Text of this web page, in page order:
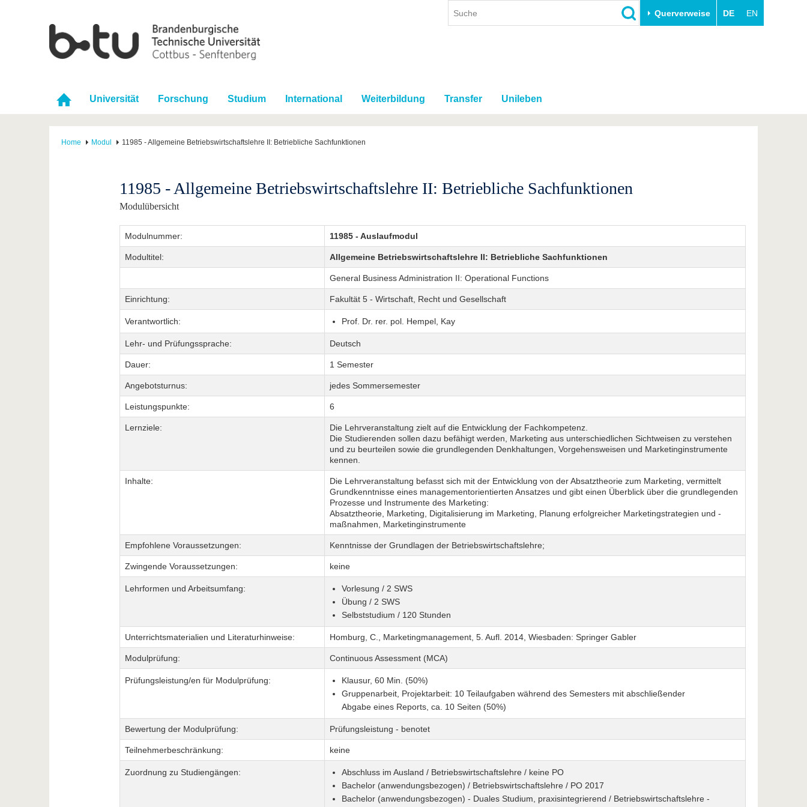
Querverweise DE EN
Universität Forschung Studium International Weiterbildung Transfer Unileben
Home Modul 11985 - Allgemeine Betriebswirtschaftslehre II: Betriebliche Sachfunktionen
11985 - Allgemeine Betriebswirtschaftslehre II: Betriebliche Sachfunktionen
Modulübersicht
Modulnummer: 11985 - Auslaufmodul
Modultitel: Allgemeine Betriebswirtschaftslehre II: Betriebliche Sachfunktionen
General Business Administration II: Operational Functions
Einrichtung: Fakultät 5 - Wirtschaft, Recht und Gesellschaft
Verantwortlich: Prof. Dr. rer. pol. Hempel, Kay
Lehr- und Prüfungssprache: Deutsch
Dauer: 1 Semester
Angebotsturnus: jedes Sommersemester
Leistungspunkte: 6
Lernziele:
Die Lehrveranstaltung zielt auf die Entwicklung der Fachkompetenz.
Die Studierenden sollen dazu befähigt werden, Marketing aus unterschiedlichen Sichtweisen zu verstehen
und zu beurteilen sowie die grund­legen­den Denkhaltungen, Vorgehensweisen und Marketinginstrumente
kennen.
Inhalte:
Die Lehrveranstaltung befasst sich mit der Ent­wicklung von der Absatztheorie zum Marketing, vermittelt
Grundkenntnisse eines management­orientierten Ansatzes und gibt einen Überblick über die grundlegenden
Prozesse und Instrumente des Marketing:
Absatztheorie, Marketing, Digitalisierung im Marketing, Planung erfolgreicher Marketing­strategien und -
maß­nah­men, Marketing­instrumente
Empfohlene Voraussetzungen: Kenntnisse der Grundlagen der Betriebswirtschaftslehre;
Zwingende Voraussetzungen: keine
Lehrformen und Arbeitsumfang:
Vorlesung / 2 SWS
Übung / 2 SWS
Selbststudium / 120 Stunden
Unterrichtsmaterialien und Literaturhinweise: Homburg, C., Marketingmanagement, 5. Aufl. 2014, Wiesbaden: Springer Gabler
Modulprüfung: Continuous Assessment (MCA)
Prüfungsleistung/en für Modulprüfung:
Klausur, 60 Min. (50%)
Gruppenarbeit, Projektarbeit: 10 Teilaufgaben während des Semesters mit abschließender
Abgabe eines Reports, ca. 10 Seiten (50%)
Bewertung der Modulprüfung: Prüfungsleistung - benotet
Teilnehmerbeschränkung: keine
Zuordnung zu Studiengängen:
Abschluss im Ausland / Betriebswirtschaftslehre / keine PO
Bachelor (anwendungsbezogen) / Betriebswirtschaftslehre / PO 2017
Bachelor (anwendungsbezogen) - Duales Studium, praxisintegrierend / Betriebswirtschaftslehre -